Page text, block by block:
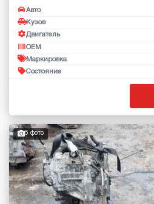
Авто
Кузов
Двигатель
OEM
Маркировка
Состояние
5 фото